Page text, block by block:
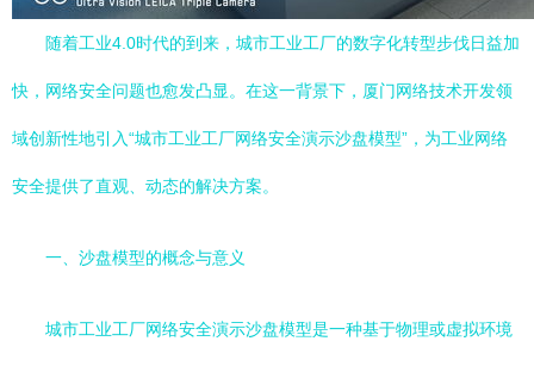
随着工业4.0时代的到来，城市工业工厂的数字化转型步伐日益加
快，网络安全问题也愈发凸显。在这一背景下，厦门网络技术开发领
域创新性地引入“城市工业工厂网络安全演示沙盘模型”，为工业网络
安全提供了直观、动态的解决方案。
一、沙盘模型的概念与意义
城市工业工厂网络安全演示沙盘模型是一种基于物理或虚拟环境